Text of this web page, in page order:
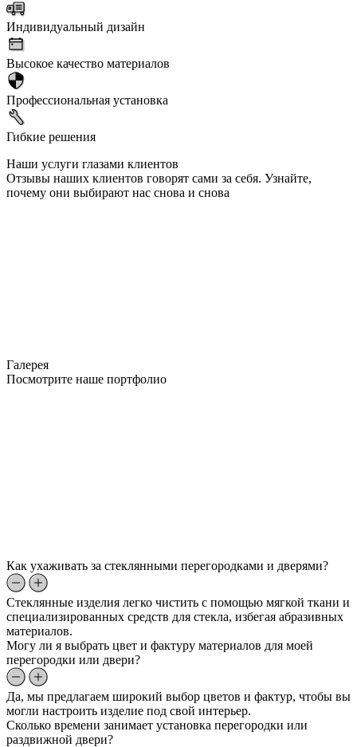
Индивидуальный дизайн
Высокое качество материалов
Профессиональная установка
Гибкие решения
Наши услуги глазами клиентов
Отзывы наших клиентов говорят сами за себя. Узнайте,
почему они выбирают нас снова и снова
Галерея
Посмотрите наше портфолио
Как ухаживать за стеклянными перегородками и дверями?
Стеклянные изделия легко чистить с помощью мягкой ткани и
специализированных средств для стекла, избегая абразивных
материалов.
Могу ли я выбрать цвет и фактуру материалов для моей
перегородки или двери?
Да, мы предлагаем широкий выбор цветов и фактур, чтобы вы
могли настроить изделие под свой интерьер.
Сколько времени занимает установка перегородки или
раздвижной двери?